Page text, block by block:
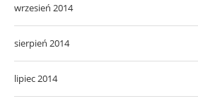
wrzesień 2014
sierpień 2014
lipiec 2014